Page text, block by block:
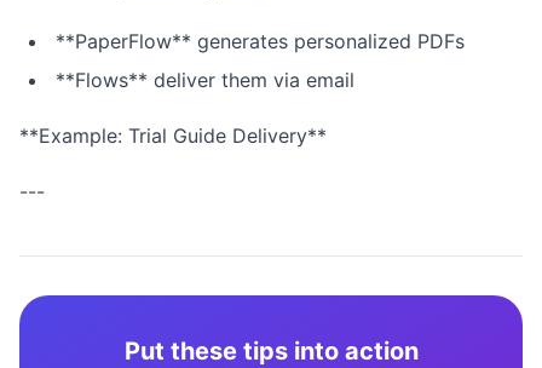
**PaperFlow** generates personalized PDFs
**Flows** deliver them via email
**Example: Trial Guide Delivery**
---
Put these tips into action